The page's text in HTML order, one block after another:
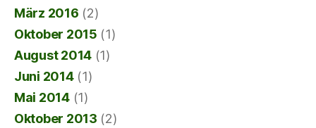
März 2016 (2)
Oktober 2015 (1)
August 2014 (1)
Juni 2014(1)
Mai 2014(1)
Oktober 2013 (2)